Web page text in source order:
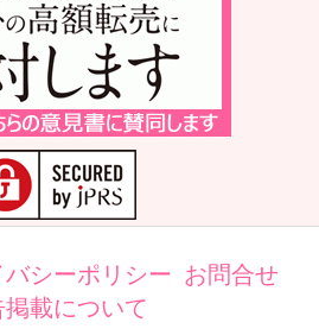
シーポリシー お問合せ
掲載について